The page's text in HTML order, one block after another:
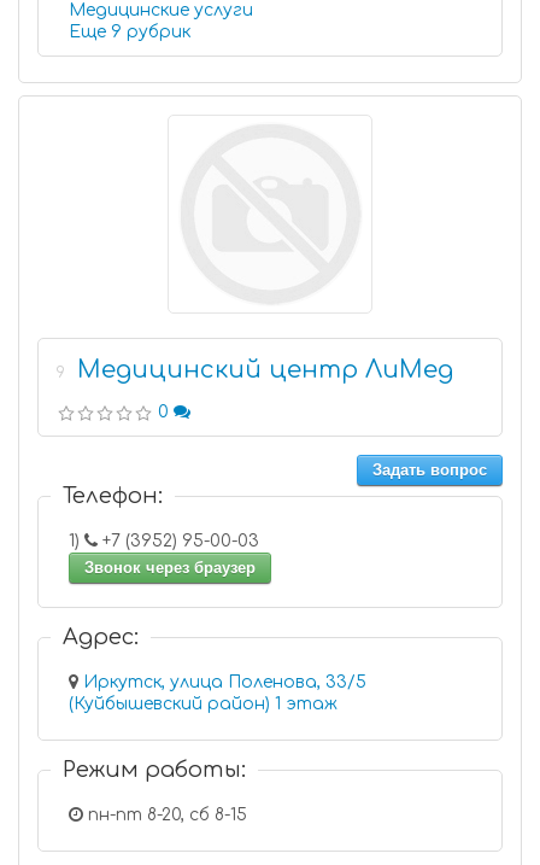
Медицинские услуги
Еще 9 рубрик
9 Медицинский центр ЛиМед
0
Задать вопрос
Телефон:
1)
+7 (3952) 95-00-03
Звонок через браузер
Адрес:
Иркутск, улица Поленова, 33/5
(Куйбышевский район) 1 этаж
Режим работы:
пн-пт 8-20, сб 8-15